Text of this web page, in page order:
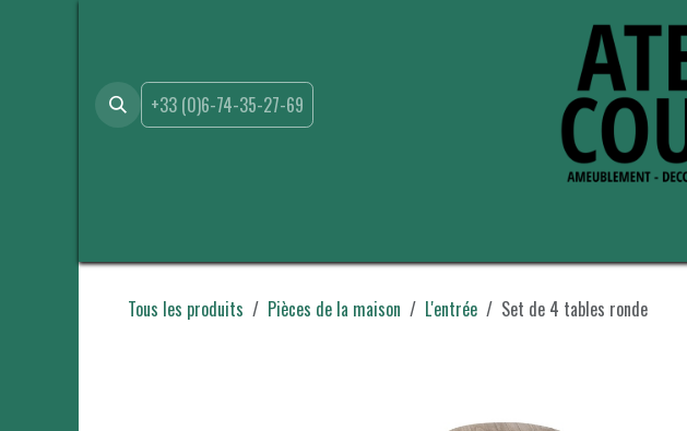
+33 (0)6-74-35-27-69
Tous les produits Pièces de la maison L'entrée Set de 4 tables ronde